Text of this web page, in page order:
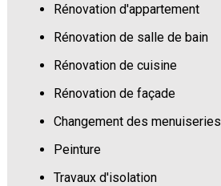
Rénovation d'appartement
Rénovation de salle de bain
Rénovation de cuisine
Rénovation de façade
Changement des menuiseries
Peinture
Travaux d'isolation